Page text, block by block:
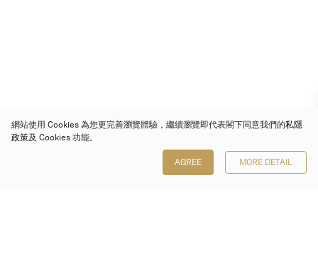
網站使用 Cookies 為您更完善瀏覽體驗，繼續瀏覽即代表閣下同意我們的私隱
政策及 Cookies 功能。
AGREE MORE DETAIL